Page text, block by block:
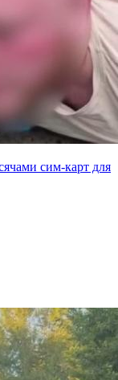
сим-карт для